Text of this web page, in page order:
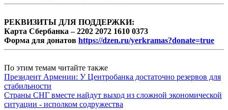
РЕКВИЗИТЫ ДЛЯ ПОДДЕРЖКИ:
Карта Сбербанка – 2202 2072 1610 0373
Форма для донатов https://dzen.ru/yerkramas?donate=true
По этим темам читайте также
Президент Армении: У Центробанка достаточно резервов для
стабильности
Страны СНГ вместе найдут выход из сложной экономической
ситуации - исполком содружества